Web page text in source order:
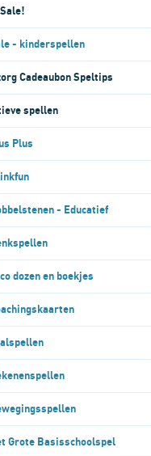
Sale!
- kinderspellen
Cadeaubon Speltips
spellen
Plus
- Educatief
dozen en boekjes
Grote Basisschoolspel